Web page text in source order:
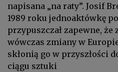
napisana „na raty”. Josif
1989 roku jednoaktówkę
przypuszczał zapewne, że
wówczas zmiany w
skłonią go w przyszłości
ciągu sztuki